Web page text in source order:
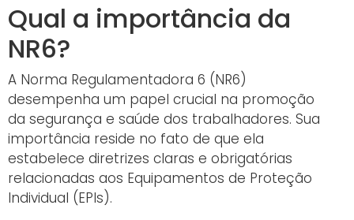
Qual a importância da
NR6?
A Norma Regulamentadora 6 (NR6)
desempenha um papel crucial na promoção
da segurança e saúde dos trabalhadores. Sua
importância reside no fato de que ela
estabelece diretrizes claras e obrigatórias
relacionadas aos Equipamentos de Proteção
Individual (EPIs).